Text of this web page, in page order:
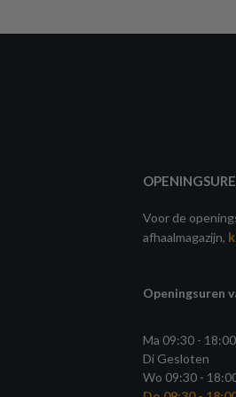
Voor de
afhaalmagazijn,
Openingsuren
Ma 09:30 - 18:00
Di Gesloten
Wo 09:30 -